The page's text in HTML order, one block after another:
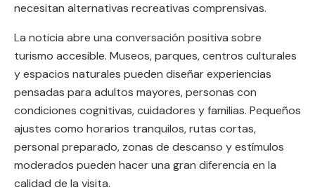
necesitan alternativas recreativas comprensivas.
La noticia abre una conversación positiva sobre
turismo accesible. Museos, parques, centros culturales
y espacios naturales pueden diseñar experiencias
pensadas para adultos mayores, personas con
condiciones cognitivas, cuidadores y familias. Pequeños
ajustes como horarios tranquilos, rutas cortas,
personal preparado, zonas de descanso y estímulos
moderados pueden hacer una gran diferencia en la
calidad de la visita.